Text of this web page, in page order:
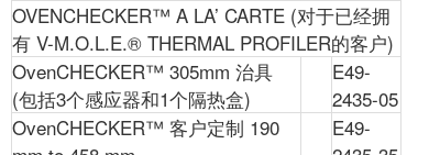
OVENCHECKER™ A LA’ CARTE (对于已经拥
有 V-M.O.L.E.® THERMAL PROFILER的客户)
OvenCHECKER™ 305mm 治具
(包括3个感应器和1个隔热盒)
E49-
2435-05
OvenCHECKER™ 客户定制 190
E49-